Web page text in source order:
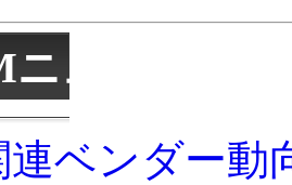
ュース
連ベンダー動